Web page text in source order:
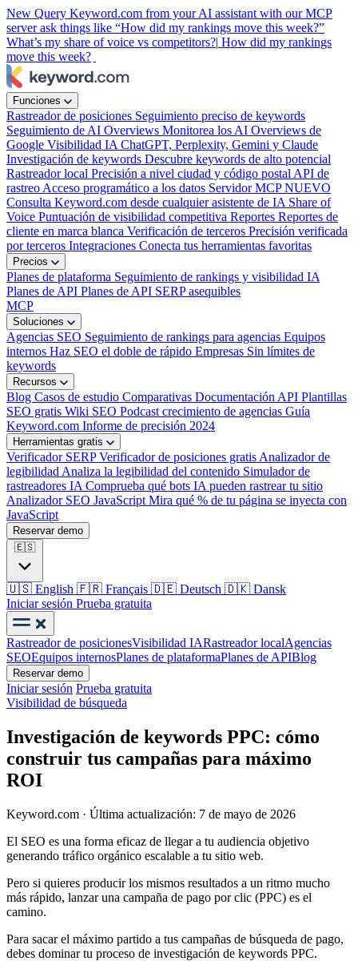
New Query Keyword.com from your AI assistant with our MCP
server ask things like “How did my rankings move this week?”
What’s my share of voice vs competitors?| How did my rankings
move this week?
Funciones
Rastreador de posiciones Seguimiento preciso de keywords
Seguimiento de AI Overviews Monitorea los AI Overviews de
Google Visibilidad IA ChatGPT, Perplexity, Gemini y Claude
Investigación de keywords Descubre keywords de alto potencial
Rastreador local Precisión a nivel ciudad y código postal API de
rastreo Acceso programático a los datos Servidor MCPNUEVO
Consulta Keyword.com desde cualquier asistente de IA Share of
Voice Puntuación de visibilidad competitiva Reportes Reportes de
cliente en marca blanca Verificación de terceros Precisión verificada
por terceros Integraciones Conecta tus herramientas favoritas
Precios
Planes de plataforma Seguimiento de rankings y visibilidad IA
Planes de API Planes de API SERP asequibles
MCP
Soluciones
Agencias SEO Seguimiento de rankings para agencias Equipos
internos Haz SEO el doble de rápido Empresas Sin límites de
keywords
Recursos
Blog Casos de estudio Comparativas Documentación API Plantillas
SEO gratis Wiki SEO Podcast crecimiento de agencias Guía
Keyword.com Informe de precisión 2024
Herramientas gratis
Verificador SERPVerificador de posiciones gratis Analizador de
legibilidad Analiza la legibilidad del contenido Simulador de
rastreadores IA Comprueba qué bots IA pueden rastrear tu sitio
Analizador SEO JavaScript Mira qué % de tu página se inyecta con
JavaScript
Reservar demo
🇪🇸
🇺🇸 English 🇫🇷 Français 🇩🇪 Deutsch 🇩🇰 Dansk
Iniciar sesión Prueba gratuita
Rastreador de posicionesVisibilidad IARastreador localAgencias
SEOEquipos internosPlanes de plataformaPlanes de APIBlog
Reservar demo
Iniciar sesión Prueba gratuita
Visibilidad de búsqueda
Investigación de keywords PPC: cómo
construir tus campañas para máximo
ROI
Keyword.com · Última actualización: 7 de mayo de 2026
El SEO es una forma eficaz de llegar a tu audiencia objetivo
generando tráfico orgánico escalable a tu sitio web.
Pero si quieres producir los mismos resultados a un ritmo mucho
más rápido, lanzar una campaña de pago por clic (PPC) es el
camino.
Para sacar el máximo partido a tus campañas de búsqueda de pago,
debes dominar tu proceso de investigación de keywords PPC.